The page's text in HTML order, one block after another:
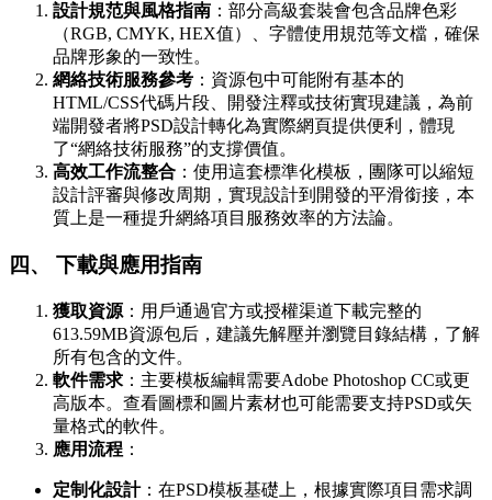
設計規范與風格指南 ：部分高級套裝會包含品牌色彩
（RGB, CMYK, HEX值）、字體使用規范等文檔，確保
品牌形象的一致性。
網絡技術服務參考 ：資源包中可能附有基本的
HTML/CSS代碼片段、開發注釋或技術實現建議，為前
端開發者將PSD設計轉化為實際網頁提供便利，體現
了“網絡技術服務”的支撐價值。
高效工作流整合 ：使用這套標準化模板，團隊可以縮短
設計評審與修改周期，實現設計到開發的平滑銜接，本
質上是一種提升網絡項目服務效率的方法論。
四、 下載與應用指南
獲取資源 ：用戶通過官方或授權渠道下載完整的
613.59MB資源包后，建議先解壓并瀏覽目錄結構，了解
所有包含的文件。
軟件需求 ：主要模板編輯需要Adobe Photoshop CC或更
高版本。查看圖標和圖片素材也可能需要支持PSD或矢
量格式的軟件。
應用流程 ：
定制化設計：在PSD模板基礎上，根據實際項目需求調